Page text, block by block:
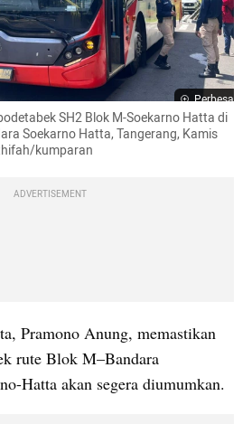
Perbesar
SH2 Blok M-Soekarno Hatta di
Soekarno Hatta, Tangerang, Kamis
kumparan
ADVERTISEMENT
Pramono Anung, memastikan
rute Blok M–Bandara
Hatta akan segera diumumkan.